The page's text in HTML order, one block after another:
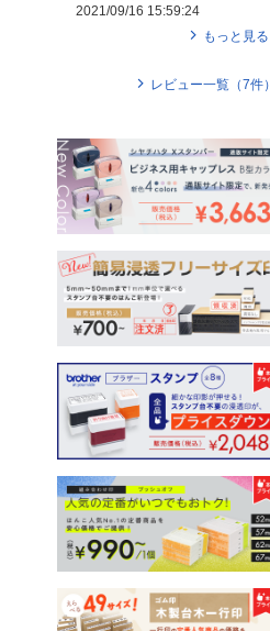
2021/09/16 15:59:24
もっと見る
レビュー一覧（7件）